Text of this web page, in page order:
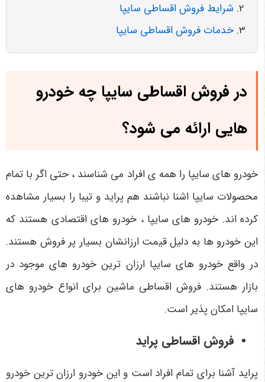
شرایط فروش اقساطی سایپا
خدمات فروش اقساطی سایپا
در فروش اقساطی سایپا چه خودرو
هایی ارائه می شود؟
خودرو های سایپا را همه ی افراد می شناسند ، حتی اگر با تمام
محصولات سایپا اشنا نباشند هم پراید و تیبا را بسیار مشاهده
کرده اند. خودرو های سایپا ، خودرو های اقتصادی هستند که
این خودرو ها به دلیل قیمت ارزانشان بسیار پر فروش هستند.
در واقع خودرو های سایپا ارزان ترین خودرو های موجود در
بازار هستند. فروش اقساطی ماشین برای انواع خودرو های
سایپا امکان پذیر است.
فروش اقساطی پراید
پراید آشنا برای تمام افراد است و این خودرو ارزان ترین خودرو